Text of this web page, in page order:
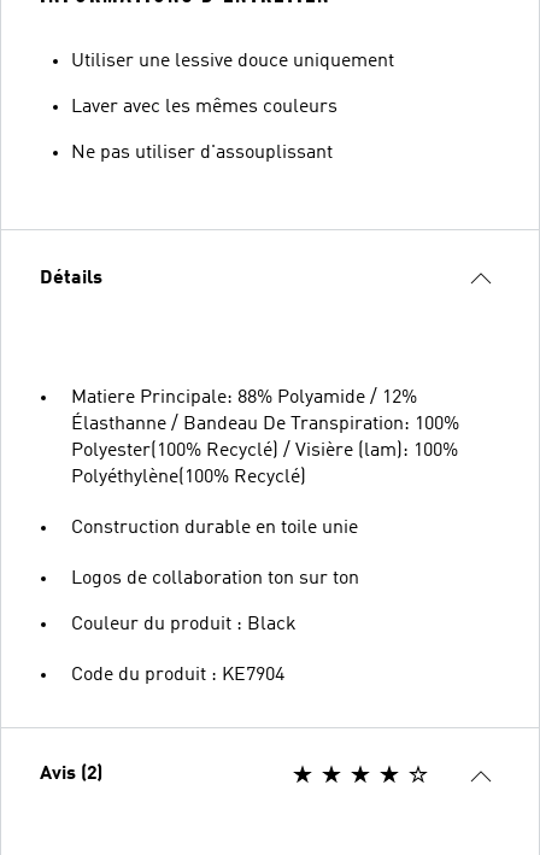
Utiliser une lessive douce uniquement
Laver avec les mêmes couleurs
Ne pas utiliser d'assouplissant
Détails
Matiere Principale: 88% Polyamide / 12%
Élasthanne / Bandeau De Transpiration: 100%
Polyester(100% Recyclé) / Visière (lam): 100%
Polyéthylène(100% Recyclé)
Construction durable en toile unie
Logos de collaboration ton sur ton
Couleur du produit : Black
Code du produit : KE7904
Avis (2)